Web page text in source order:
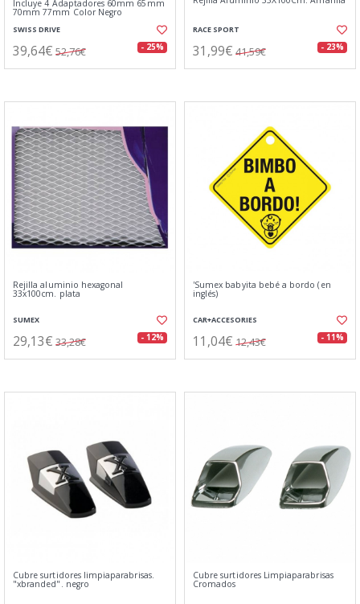
Incluye 4 Adaptadores 60mm 65mm
70mm 77mm Color Negro
SWISS DRIVE
39,64€ 52,76€ - 25%
RACE SPORT
31,99€ 41,59€ - 23%
Rejilla aluminio hexagonal
33x100cm. plata
SUMEX
29,13€ 33,28€ - 12%
'Sumex babyita bebé a bordo (en
inglés)
CAR+ACCESORIES
11,04€ 12,43€ - 11%
Cubre surtidores limpiaparabrisas.
"xbranded". negro
Cubre surtidores Limpiaparabrisas
Cromados